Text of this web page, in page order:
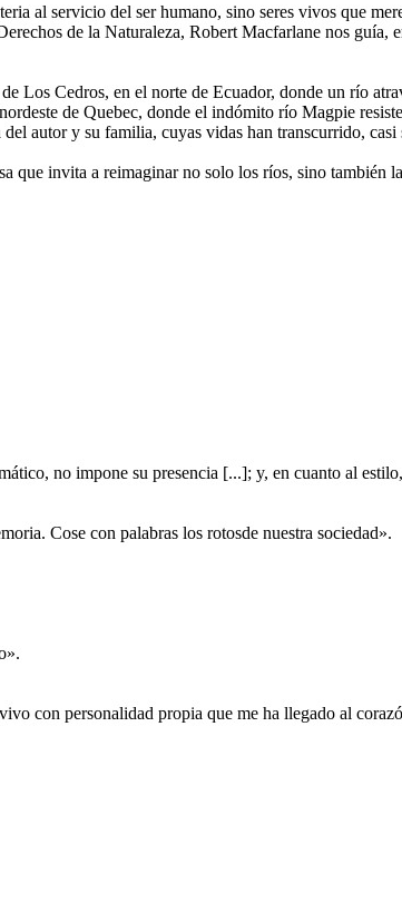
al servicio del ser humano, sino seres vivos que
de la Naturaleza, Robert Macfarlane nos
Los Cedros, en el norte de Ecuador, donde un río
de Quebec, donde el indómito río Magpie
autor y su familia, cuyas vidas han transcurrido, casi
invita a reimaginar no solo los ríos, sino también
no impone su presencia [...]; y, en cuanto al
Cose con palabras los rotosde nuestra sociedad».
con personalidad propia que me ha llegado al